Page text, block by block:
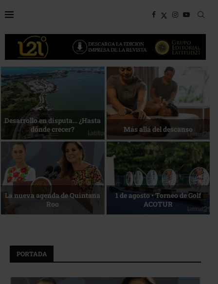
Bottega, un viaje servido a la
mesa
Energía que Impulsa la
competitividad
Reconocimiento de viajeros La esencia del servicio
PORTADA